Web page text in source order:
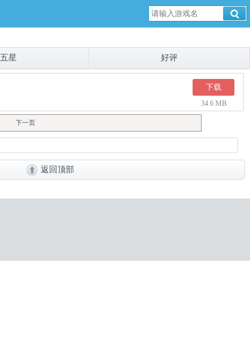
五星 好评
下载
34.6 MB
下一页
返回顶部